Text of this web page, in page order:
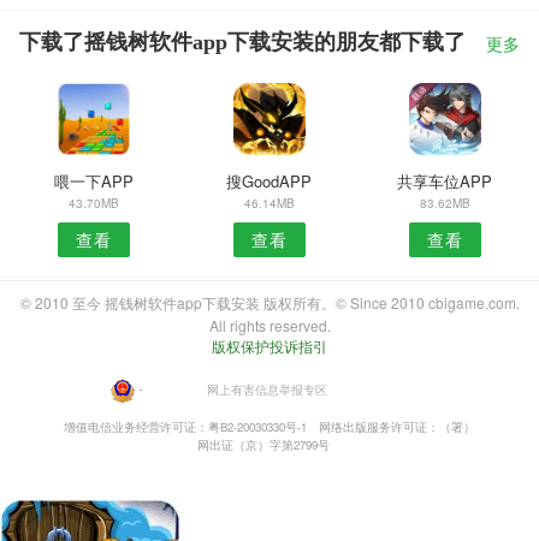
下载了摇钱树软件app下载安装的朋友都下载了 更多
喂一下APP
43.70MB
查看
搜GoodAPP
46.14MB
查看
共享车位APP
83.62MB
查看
© 2010 至今 摇钱树软件app下载安装 版权所有。© Since 2010 cbigame.com.
All rights reserved.
版权保护投诉指引
・ 网上有害信息举报专区
增值电信业务经营许可证：粤B2-20030330号-1
网络出版服务许可证：（署）
网出证（京）字第2799号